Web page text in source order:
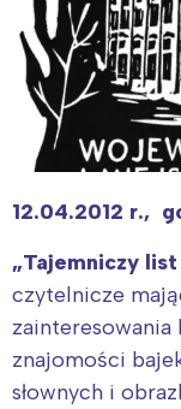
12.04.2012 r.,
„Tajemniczy
czytelnicze
znajomości
słownych i